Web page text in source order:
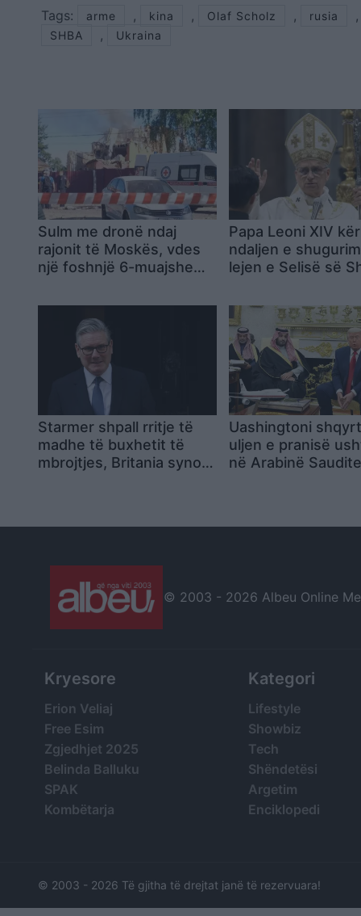
Tags:
arme , kina , Olaf Scholz , rusia ,
SHBA , Ukraina
Sulm me dronë ndaj
rajonit të Moskës, vdes
një foshnjë 6-muajshe
mbi një ndërtesë
Papa Leoni XIV
ndaljen e
lejen e Selisë së
Starmer shpall rritje të
madhe të buxhetit të
mbrojtjes, Britania synon
Uashingtoni
uljen e pranisë
në Arabinë
© 2003 - 2026 Albeu Online
Kryesore
Erion Veliaj
Free Esim
Zgjedhjet 2025
Belinda Balluku
SPAK
Kombëtarja
Kategori
Lifestyle
Showbiz
Tech
Shëndetësi
Argetim
Enciklopedi
© 2003 - 2026 Të gjitha të drejtat janë të rezervuara!